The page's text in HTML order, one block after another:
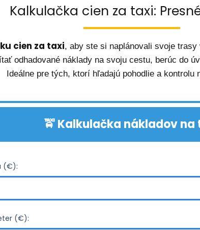
Kalkulačka cien za taxi:
cien za taxi, aby ste si naplánovali svoje trasy
odhadované náklady na svoju cestu, berúc do
Ideálne pre tých, ktorí hľadajú pohodlie a kontrolu
🚖 Kalkulačka nákladov na
(€):
(€):